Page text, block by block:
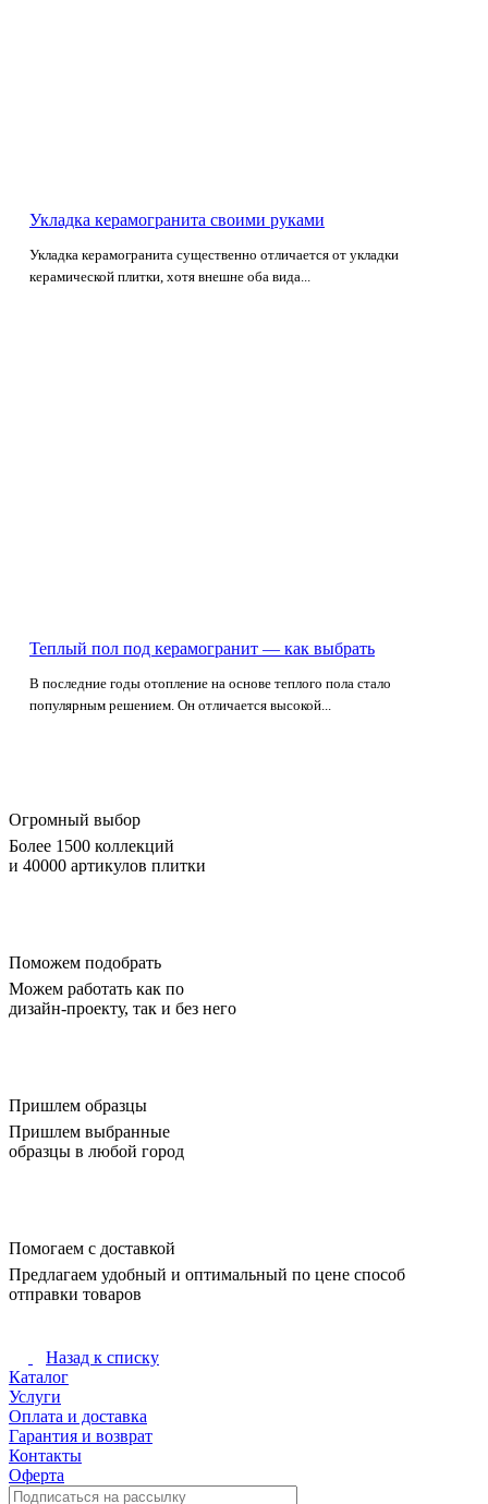
Укладка керамогранита своими руками
Укладка керамогранита существенно отличается от укладки
керамической плитки, хотя внешне оба вида...
Теплый пол под керамогранит — как выбрать
В последние годы отопление на основе теплого пола стало
популярным решением. Он отличается высокой...
Огромный выбор
Более 1500 коллекций
и 40000 артикулов плитки
Поможем подобрать
Можем работать как по
дизайн-проекту, так и без него
Пришлем образцы
Пришлем выбранные
образцы в любой город
Помогаем с доставкой
Предлагаем удобный и оптимальный по цене способ
отправки товаров
Назад к списку
Каталог
Услуги
Оплата и доставка
Гарантия и возврат
Контакты
Оферта